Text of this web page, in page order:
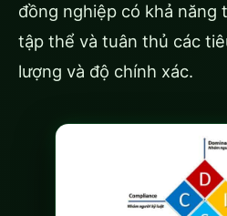
đồng nghiệp có khả năng
tập thể và tuân thủ các
lượng và độ chính xác.